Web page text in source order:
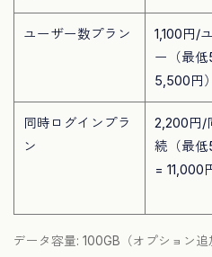
ユーザー数プラン
1,100円/
ー（最低
5,500円）
同時ログインプラ
ン
2,200円/
続（最低
= 11,000
データ容量: 100GB（オプション